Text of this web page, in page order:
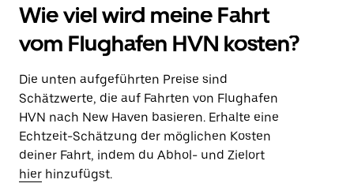
Wie viel wird meine Fahrt
vom Flughafen HVN kosten?
Die unten aufgeführten Preise sind
Schätzwerte, die auf Fahrten von Flughafen
HVN nach New Haven basieren. Erhalte eine
Echtzeit-Schätzung der möglichen Kosten
deiner Fahrt, indem du Abhol- und Zielort
hier hinzufügst.